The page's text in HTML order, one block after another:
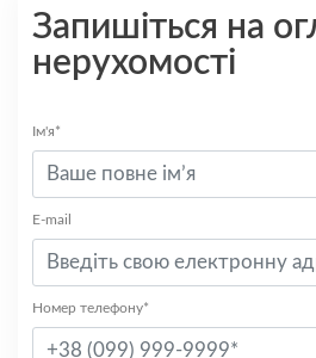
Запишіться на
нерухомості
Ім'я*
E-mail
Номер телефону*